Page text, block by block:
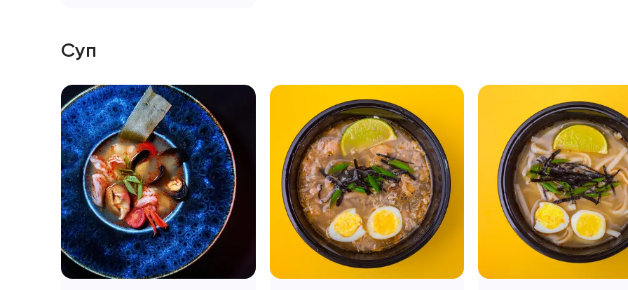
Суп